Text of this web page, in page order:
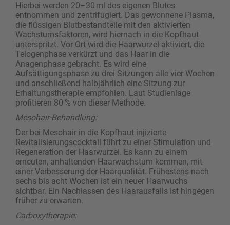
Hierbei werden 20–30 ml des eigenen Blutes
entnommen und zentrifugiert. Das gewonnene Plasma,
die flüssigen Blutbestandteile mit den aktivierten
Wachstumsfaktoren, wird hiernach in die Kopfhaut
unterspritzt. Vor Ort wird die Haarwurzel aktiviert, die
Telogenphase verkürzt und das Haar in die
Anagenphase gebracht. Es wird eine
Aufsättigungsphase zu drei Sitzungen alle vier Wochen
und anschließend halbjährlich eine Sitzung zur
Erhaltungstherapie empfohlen. Laut Studienlage
profitieren 80 % von dieser Methode.
Mesohair-Behandlung:
Der bei Mesohair in die Kopfhaut injizierte
Revitalisierungscocktail führt zu einer Stimulation und
Regeneration der Haarwurzel. Es kann zu einem
erneuten, anhaltenden Haarwachstum kommen, mit
einer Verbesserung der Haarqualität. Frühestens nach
sechs bis acht Wochen ist ein neuer Haarwuchs
sichtbar. Ein Nachlassen des Haarausfalls ist hingegen
früher zu erwarten.
Carboxytherapie: